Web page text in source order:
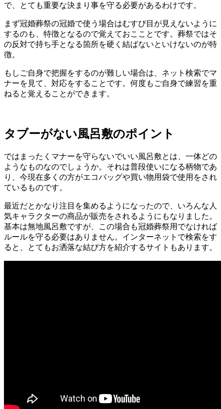
で、とても重要な決まり事を守る必要があるわけです。
まず冠婚葬祭の冠婚で使う場合はむすび目が見えないように
するのも、特徴となるので覚えておこことです。葬祭ではそ
の反対で持ち手となる箇所を硬く結ばないといけないのが特
徴。
もしご自身で把握をするのが難しい場合は、ネット検索でマ
ナーを見て、対応をすることです。何度もご自身で練習を重
ねると覚えることができます。
タブーがない風呂敷のポイント
ではまったくマナーを守らないでいい風呂敷とは、一体どの
ようなものなのでしょうか。それは普段使いになる柄物であ
り、今現在多くの方がエコバッグや買い物用袋で使用をされ
ているものです。
最近だとかなり注目を集めるようになったので、いろんな人
気キャラクターの商品が販売をされるようにもなりました。
基本は無地風呂敷ですが、この場合も冠婚葬祭用でなければ
ルールを守る必要はありません。インターネットで検索をす
ると、とてもお洒落な結び方を紹介するサイトもあります。